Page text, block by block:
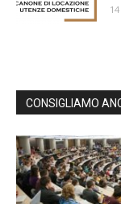
CONSIGLIAMO